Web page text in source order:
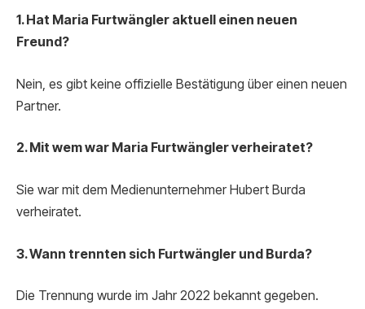
1. Hat Maria Furtwängler aktuell einen neuen
Freund?
Nein, es gibt keine offizielle Bestätigung über einen neuen
Partner.
2. Mit wem war Maria Furtwängler verheiratet?
Sie war mit dem Medienunternehmer Hubert Burda
verheiratet.
3. Wann trennten sich Furtwängler und Burda?
Die Trennung wurde im Jahr 2022 bekannt gegeben.